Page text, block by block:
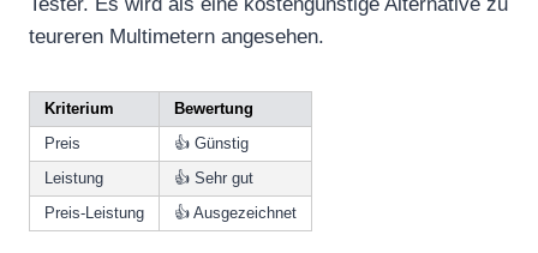
teureren Multimetern angesehen.
Kriterium
Bewertung
Preis
👍 Günstig
Leistung
👍 Sehr gut
Preis-Leistung
👍 Ausgezeichnet